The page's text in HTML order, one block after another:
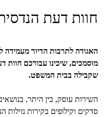
חוות דעת
האגודה לתרבות הדיור מעמידה
מוסמכים, שיכינו עבורכם חוות
שקבילה בבית המשפט.
השירות עוסק, בין היתר,
סדקים וקילופים בקירות נזילות